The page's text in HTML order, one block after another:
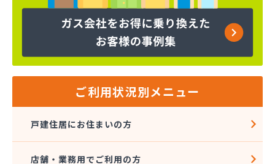
ヤマサ共和ライフ株式会社 一色営業所
ヤマサ共和ライフ株式会社 江南営業所
ヤマサ共和ライフ株式会社 三河営業所
ヤマサ共和ライフ株式会社 豊川営業所
ヤマサ高圧株式会社
ヤマサ總業株式会社 愛知西支店
ご利用状況別メニュー
戸建住居にお住まいの方
店舗・業務用でご利用の方